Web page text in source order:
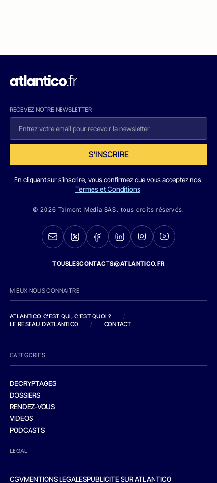
RECEVEZ NOTRE NEWSLETTER
S'INSCRIRE
En cliquant sur s'inscrire, vous confirmez que vous acceptez nos
Termes et Conditions
© 2026 Talmont Media SAS. tous droits réservés.
TOUSLESCONTACTS@ATLANTICO.FR
MIEUX NOUS CONNAITRE
ATLANTICO C'EST QUI, C'EST QUOI ?
/
LE RESEAU D'ATLANTICO
/ CONTACT
CATEGORIES
DECRYPTAGES
DOSSIERS
RENDEZ-VOUS
VIDEOS
PODCASTS
LEGAL
CGVMENTIONS LEGALESPUBLICITE SUR ATLANTICO